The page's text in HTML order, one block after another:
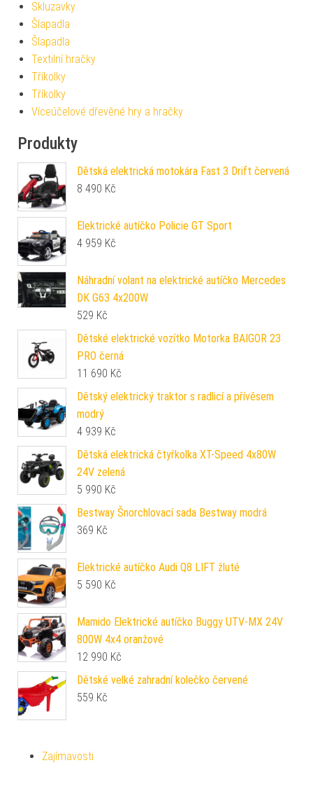
Skluzavky
Šlapadla
Šlapadla
Textilní hračky
Tříkolky
Tříkolky
Víceúčelové dřevěné hry a hračky
Produkty
Dětská elektrická motokára Fast 3 Drift červená
8 490 Kč
Elektrické autíčko Policie GT Sport
4 959 Kč
Náhradní volant na elektrické autíčko Mercedes
DK G63 4x200W
529 Kč
Dětské elektrické vozítko Motorka BAIGOR 23
PRO černá
11 690 Kč
Dětský elektrický traktor s radlicí a přívěsem
modrý
4 939 Kč
Dětská elektrická čtyřkolka XT-Speed 4x80W
24V zelená
5 990 Kč
Bestway Šnorchlovací sada Bestway modrá
369 Kč
Elektrické autíčko Audi Q8 LIFT žluté
5 590 Kč
Mamido Elektrické autíčko Buggy UTV-MX 24V
800W 4x4 oranžové
12 990 Kč
Dětské velké zahradní kolečko červené
559 Kč
Zajímavosti